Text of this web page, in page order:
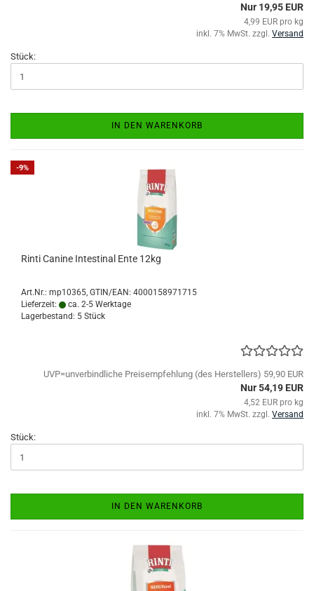
Nur 19,95 EUR
4,99 EUR pro kg
inkl. 7% MwSt. zzgl. Versand
Stück:
IN DEN WARENKORB
-9%
Rinti Canine Intestinal Ente 12kg
Art.Nr.: mp10365 GTIN/EAN: 4000158971715
Lieferzeit:
ca. 2-5 Werktage
Lagerbestand: 5 Stück
UVP=unverbindliche Preisempfehlung (des Herstellers) 59,90 EUR
Nur 54,19 EUR
4,52 EUR pro kg
inkl. 7% MwSt. zzgl. Versand
Stück:
IN DEN WARENKORB